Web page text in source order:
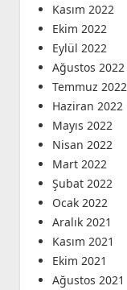
Kasım 2022
Ekim 2022
Eylül 2022
Ağustos 2022
Temmuz 2022
Haziran 2022
Mayıs 2022
Nisan 2022
Mart 2022
Şubat 2022
Ocak 2022
Aralık 2021
Kasım 2021
Ekim 2021
Ağustos 2021